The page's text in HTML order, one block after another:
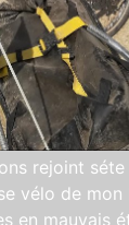
rejoint
vélo de mon
en mauvais